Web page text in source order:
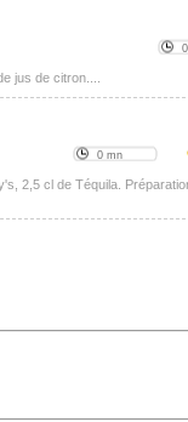
jus de citron....
0 mn
2,5 cl de Téquila.